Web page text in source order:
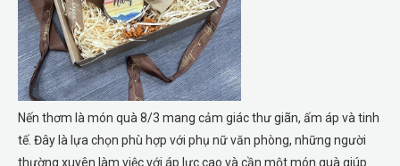
Nến thơm là món quà 8/3 mang cảm giác thư giãn, ấm áp và tinh
tế. Đây là lựa chọn phù hợp với phụ nữ văn phòng, những người
thường xuyên làm việc với áp lực cao và cần một món quà giúp